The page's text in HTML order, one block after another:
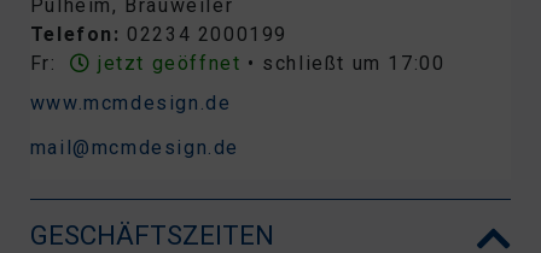
Pulheim, Brauweiler
Telefon: 02234 2000199
Fr:
jetzt geöffnet • schließt um 17:00
www.mcmdesign.de
mail@mcmdesign.de
GESCHÄFTSZEITEN